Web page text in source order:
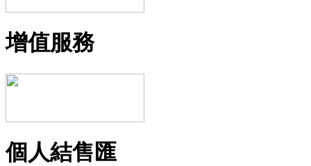
增值服務
個人結售匯